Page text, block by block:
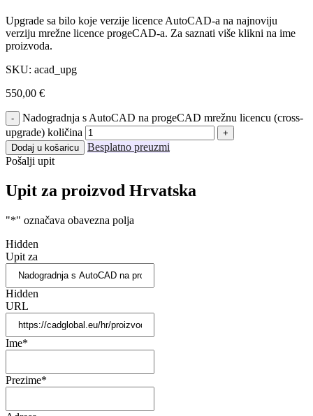
Upgrade sa bilo koje verzije licence AutoCAD-a na najnoviju
verziju mrežne licence progeCAD-a. Za saznati više klikni na ime
proizvoda.
SKU: acad_upg
550,00 €
Nadogradnja s AutoCAD na progeCAD mrežnu licencu (cross-
upgrade) količina
Dodaj u košaricu
Besplatno preuzmi
Pošalji upit
Upit za proizvod Hrvatska
"*" označava obavezna polja
Hidden
Upit za
Hidden
URL
Ime*
Prezime*